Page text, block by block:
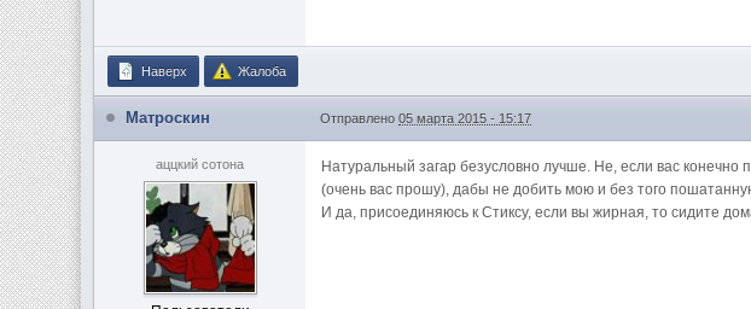
Наверх Жалоба
Матроскин Отправлено05 марта 2015 - 15:17
аццкий сотона
Натуральный загар безусловно лучше. Не, если вас конечно
(очень вас прошу), дабы не добить мою и без того
И да, присоединяюсь к Стиксу, если вы жирная, то сидите